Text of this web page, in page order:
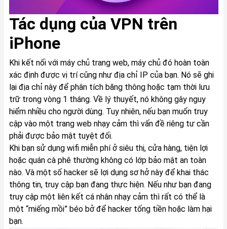
Tác dụng của VPN trên
iPhone
Khi kết nối với máy chủ trang web, máy chủ đó hoàn toàn
xác định được vị trí cũng như địa chỉ IP của bạn. Nó sẽ ghi
lại địa chỉ này để phân tích băng thông hoặc tạm thời lưu
trữ trong vòng 1 tháng. Về lý thuyết, nó không gây nguy
hiểm nhiều cho người dùng. Tuy nhiên, nếu bạn muốn truy
cập vào một trang web nhạy cảm thì vấn đề riêng tư cần
phải được bảo mật tuyệt đối.
Khi bạn sử dụng wifi miễn phí ở siêu thị, cửa hàng, tiện lợi
hoặc quán cà phê thường không có lớp bảo mật an toàn
nào. Và một số hacker sẽ lợi dụng sơ hở này để khai thác
thông tin, truy cập bạn đang thực hiện. Nếu như bạn đang
truy cập một liên kết cá nhân nhạy cảm thì rất có thể là
một “miếng mồi” béo bở để hacker tống tiền hoặc làm hại
bạn.